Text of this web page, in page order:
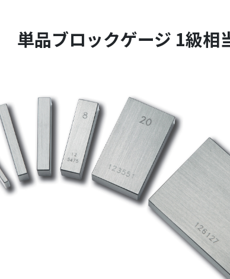
単品ブロックゲージ 1級相